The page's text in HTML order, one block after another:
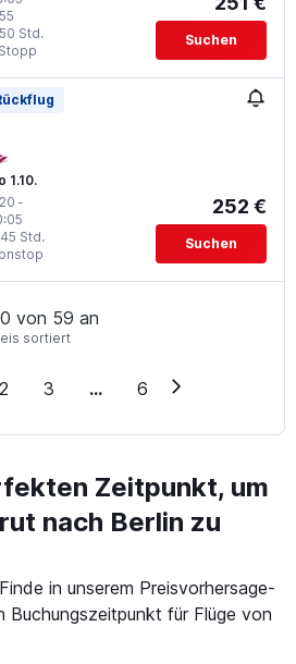
Std. Suchen
1.10.
-
Std.
252 €
Suchen
von 59 an
sortiert
2 3 ... 6
Zeitpunkt, um
nach Berlin zu
in unserem Preisvorhersage-
Buchungszeitpunkt für Flüge von